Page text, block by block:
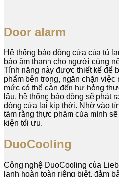
Door alarm
Hệ thống báo động cửa của tủ
báo âm thanh cho người dùng
Tính năng này được thiết kế để
phẩm bên trong, ngăn chặn việc
mức có thể dẫn đến hư hỏng
lâu, hệ thống báo động sẽ phát
đóng cửa lại kịp thời. Nhờ vào
tâm rằng thực phẩm của mình
kiện tối ưu.
DuoCooling
Công nghệ DuoCooling của
lạnh hoàn toàn riêng biệt, đảm